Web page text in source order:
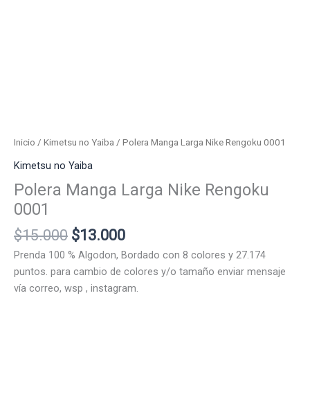
Inicio / Kimetsu no Yaiba / Polera Manga Larga Nike Rengoku 0001
Kimetsu no Yaiba
Polera Manga Larga Nike Rengoku
0001
$15.000 El
precio
original
era:
$13.000El
precio
actual
es:
Prenda 100 % Algodon, Bordado con 8 colores y 27.174
puntos. para cambio de colores y/o tamaño enviar mensaje
vía correo, wsp , instagram.